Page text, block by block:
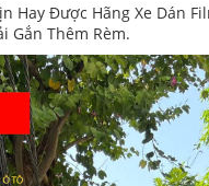
Hay Được Hãng Xe Dán
Gắn Thêm Rèm.